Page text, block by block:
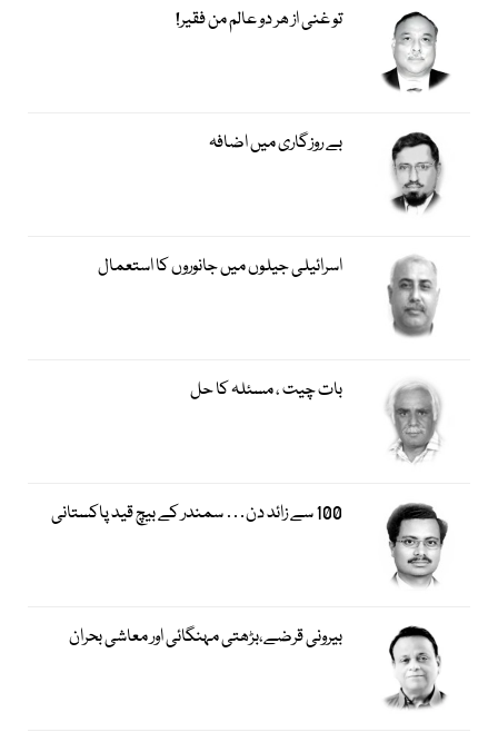
تو غنی از ھر دو عالم من فقیر!
بے روزگاری میں اضافہ
اسرائیلی جیلوں میں جانوروں کا استعمال
بات چیت ، مسئلہ کا حل
100 سے زائد دن… سمندر کے بیچ قید پاکستانی
بیرونی قرضے،بڑھتی مہنگائی اور معاشی بحران